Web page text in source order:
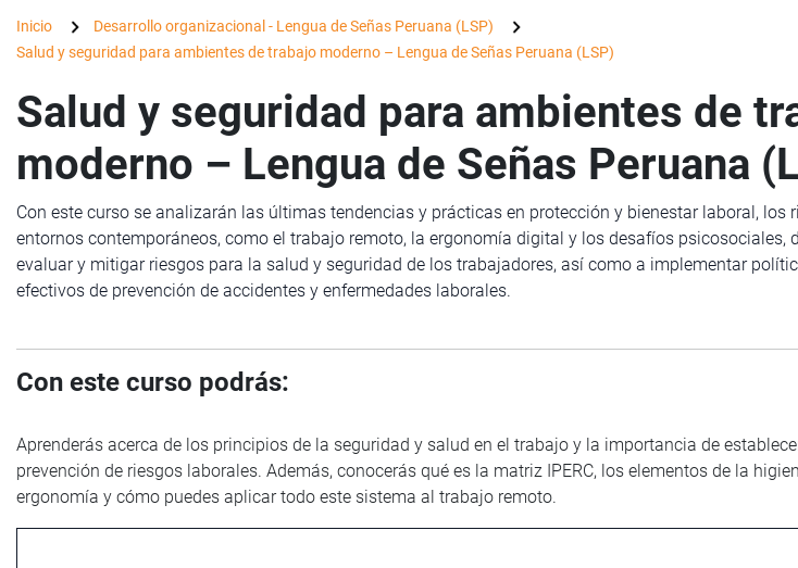
Inicio
Desarrollo organizacional - Lengua de Señas Peruana (LSP)
Salud y seguridad para ambientes de trabajo moderno – Lengua de Señas Peruana (LSP)
Salud y seguridad para ambientes de
moderno – Lengua de Señas Peruana
Con este curso se analizarán las últimas tendencias y prácticas en protección y bienestar laboral, los
entornos contemporáneos, como el trabajo remoto, la ergonomía digital y los desafíos psicosociales,
evaluar y mitigar riesgos para la salud y seguridad de los trabajadores, así como a implementar
efectivos de prevención de accidentes y enfermedades laborales.
Con este curso podrás:
Aprenderás acerca de los principios de la seguridad y salud en el trabajo y la importancia de
prevención de riesgos laborales. Además, conocerás qué es la matriz IPERC, los elementos de la
ergonomía y cómo puedes aplicar todo este sistema al trabajo remoto.